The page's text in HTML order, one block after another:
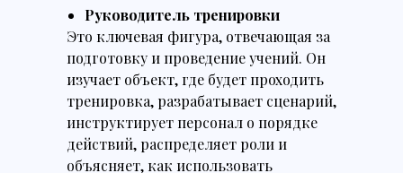
Руководитель тренировки
Это ключевая фигура, отвечающая за
подготовку и проведение учений. Он
изучает объект, где будет проходить
тренировка, разрабатывает сценарий,
инструктирует персонал о порядке
действий, распределяет роли и
объясняет, как использовать